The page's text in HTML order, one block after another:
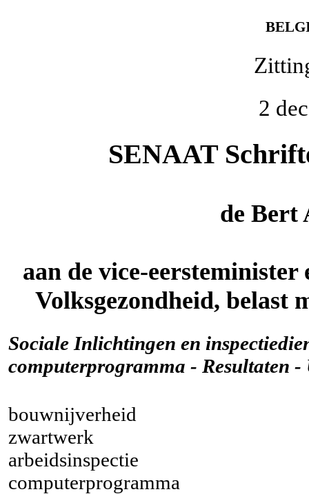
2
SENAAT
de Bert
aan de vice-
Volksgezondheid, belast
Sociale Inlichtingen en
computerprogramma - Resultaten
bouwnijverheid
zwartwerk
arbeidsinspectie
computerprogramma